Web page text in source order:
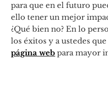
para que en el futuro
ello tener un mejor
¿Qué bien no? En lo
los éxitos y a ustedes
página web para mayor